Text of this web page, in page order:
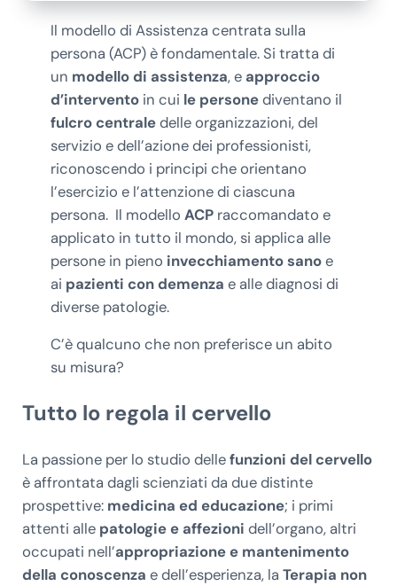
Il modello di Assistenza centrata sulla
persona (ACP) è fondamentale. Si tratta di
un modello di assistenza, e approccio
d’interventoin cui le personediventano il
fulcro centraledelle organizzazioni, del
servizio e dell’azione dei professionisti,
riconoscendo i principi che orientano
l’esercizio e l’attenzione di ciascuna
persona. Il modello ACPraccomandato e
applicato in tutto il mondo, si applica alle
persone in pieno invecchiamento sanoe
ai pazienti con demenza e alle diagnosi di
diverse patologie.
C’è qualcuno che non preferisce un abito
su misura?
Tutto lo regola il cervello
La passione per lo studio dellefunzioni del cervello
è affrontata dagli scienziati da due distinte
prospettive: medicina ed educazione; i primi
attenti alle patologie e affezioni dell’organo, altri
occupati nell’appropriazione e mantenimento
della conoscenza e dell’esperienza, la Terapia non